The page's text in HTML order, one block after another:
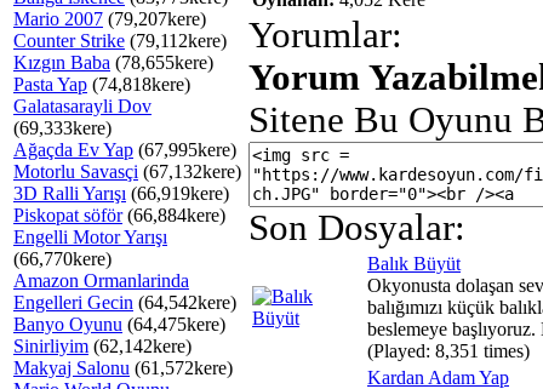
Mario 2007 (79,207kere)
Counter Strike (79,112kere)
Kızgın Baba (78,655kere)
Pasta Yap (74,818kere)
Galatasarayli Dov
(69,333kere)
Ağaçda Ev Yap (67,995kere)
Motorlu Savasçi (67,132kere)
3D Ralli Yarışı (66,919kere)
Piskopat söför(66,884kere)
Engelli Motor Yarışı
(66,770kere)
Amazon Ormanlarinda
Engelleri Gecin (64,542kere)
Banyo Oyunu (64,475kere)
Sinirliyim (62,142kere)
Makyaj Salonu (61,572kere)
Yorumlar:
Yorum
Sitene Bu Oyunu
Son Dosyalar:
Balık Büyüt
Okyonusta dolaşan
balığımızı küçük
beslemeye başlıyoruz.
(Played: 8,351 times)
Kardan Adam Yap